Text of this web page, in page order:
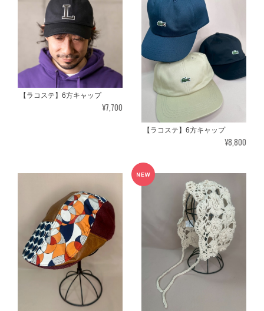
【ラコステ】6方キャップ
¥7,700
【ラコステ】6方キャップ
¥8,800